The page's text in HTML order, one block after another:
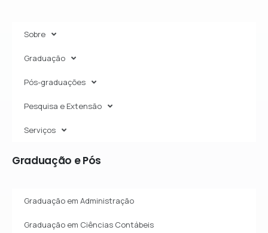
Sobre
Graduação
Pós-graduações
Pesquisa e Extensão
Serviços
Graduação ePós
Graduação em Administração
Graduação em Ciências Contábeis